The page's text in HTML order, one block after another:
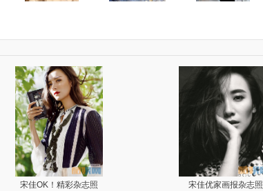
宋佳OK！精彩杂志照 宋佳优家画报杂志照